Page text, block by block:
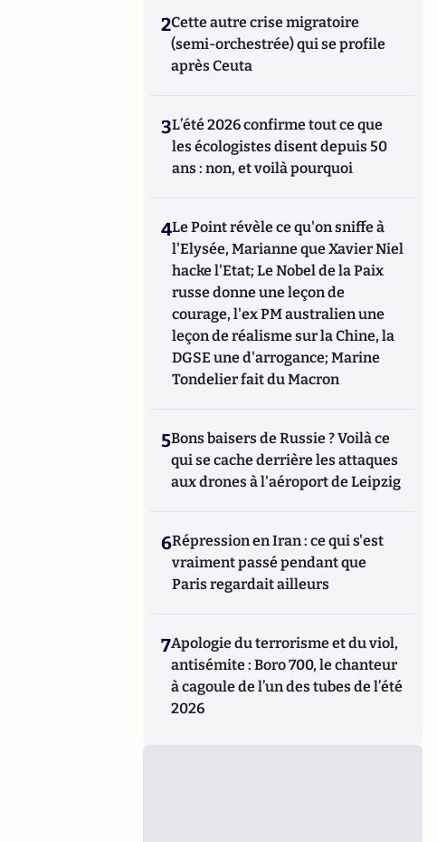
2Cette autre crise migratoire
(semi-orchestrée) qui se profile
après Ceuta
3L’été 2026 confirme tout ce que
les écologistes disent depuis 50
ans : non, et voilà pourquoi
4Le Point révèle ce qu'on sniffe à
l'Elysée, Marianne que Xavier Niel
hacke l'Etat; Le Nobel de la Paix
russe donne une leçon de
courage, l'ex PM australien une
leçon de réalisme sur la Chine, la
DGSE une d'arrogance; Marine
Tondelier fait du Macron
5Bons baisers de Russie ? Voilà ce
qui se cache derrière les attaques
aux drones à l'aéroport de Leipzig
6Répression en Iran : ce qui s'est
vraiment passé pendant que
Paris regardait ailleurs
7Apologie du terrorisme et du viol,
antisémite : Boro 700, le chanteur
à cagoule de l’un des tubes de l’été
2026